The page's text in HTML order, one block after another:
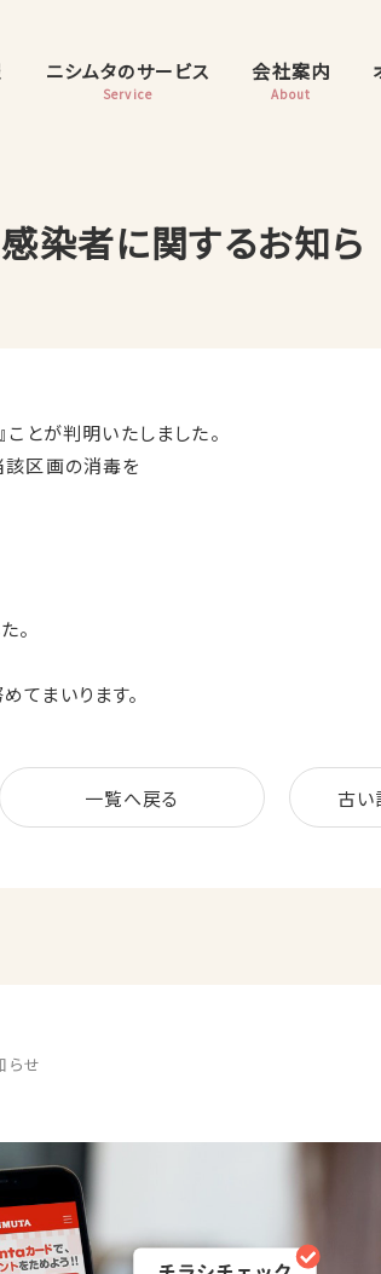
ニシムタのサービス
Service
会社案内
About
染者に関するお知ら
とが判明いたしました。
該区画の消毒を
。
まいります。
一覧へ戻る 古い
らせ